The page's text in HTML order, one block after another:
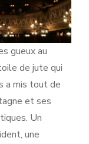
gueux au
de jute qui
a mis tout de
et ses
Un
une